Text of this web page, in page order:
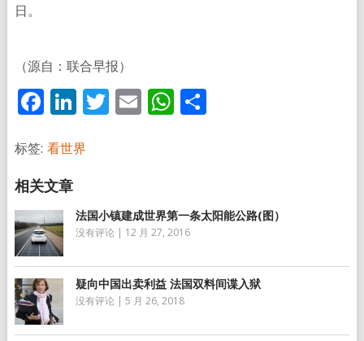
日。
（源自：联合早报）
Facebook
LinkedIn
Twitter
EmailWhatsApp
分
标签: 看世界
法国小镇建成世界第一条太阳能公路(图）
没有评论 | 12 月 27, 2016
疑向中国出卖利益 法国双料间谍入狱
没有评论 | 5 月 26, 2018